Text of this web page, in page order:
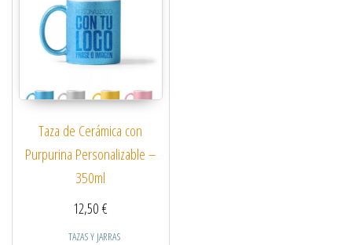
Taza de Cerámica con
Purpurina Personalizable –
350ml
12,50€
TAZAS Y JARRAS